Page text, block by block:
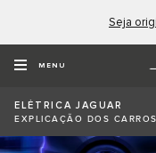
Seja
MENU
ELÉTRICA JAGUAR
EXPLICAÇÃO DOS